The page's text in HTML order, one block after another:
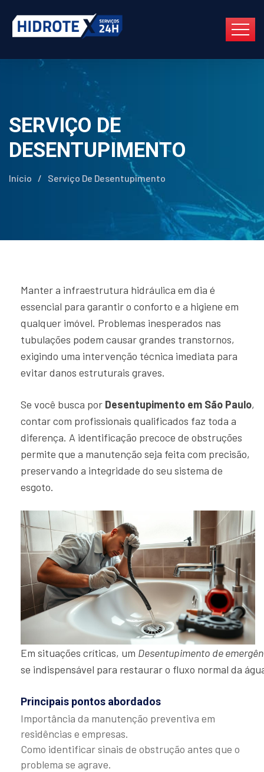
SERVIÇO DE
DESENTUPIMENTO
Início / Serviço De Desentupimento
Manter a infraestrutura hidráulica em dia é
essencial para garantir o conforto e a higiene em
qualquer imóvel. Problemas inesperados nas
tubulações podem causar grandes transtornos,
exigindo uma intervenção técnica imediata para
evitar danos estruturais graves.
Se você busca por Desentupimento em São Paulo,
contar com profissionais qualificados faz toda a
diferença. A identificação precoce de obstruções
permite que a manutenção seja feita com precisão,
preservando a integridade do seu sistema de
esgoto.
Em situações críticas, um Desentupimento de
se indispensável para restaurar o fluxo normal da
Principais pontos abordados
Importância da manutenção preventiva em
residências e empresas.
Como identificar sinais de obstrução antes que o
problema se agrave.